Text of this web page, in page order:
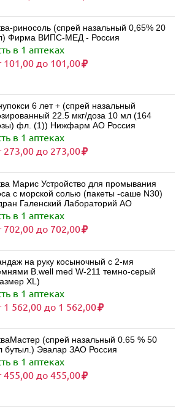
риносоль (спрей назальный 0,65% 20
Фирма ВИПС-МЕД - Россия
в 1 аптеках
101,00 до 101,00
6 лет + (спрей назальный
22.5 мкг/доза 10 мл (164
фл. (1)) Нижфарм АО Россия
в 1 аптеках
273,00 до 273,00
Марис Устройство для промывания
с морской солью (пакеты -саше N30)
Галенский Лабораторий АО
в 1 аптеках
702,00 до 702,00
на руку косыночный с 2-мя
B.well med W-211 темно-серый
XL)
в 1 аптеках
1 562,00 до 1 562,00
(спрей назальный 0.65 % 50
бутыл.) Эвалар ЗАО Россия
в 1 аптеках
455,00 до 455,00